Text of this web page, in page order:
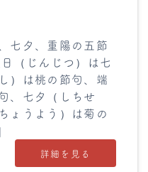
七夕、重陽の五節
（じんじつ）は七
）は桃の節句、端
、七夕（しちせ
ょうよう）は菊の
詳細を見る